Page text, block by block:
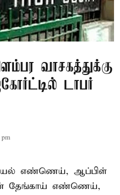
வாசகத்துக்கு
டாபர்
எண்ணெய், ஆப்பிள்
தேங்காய் எண்ணெய்,